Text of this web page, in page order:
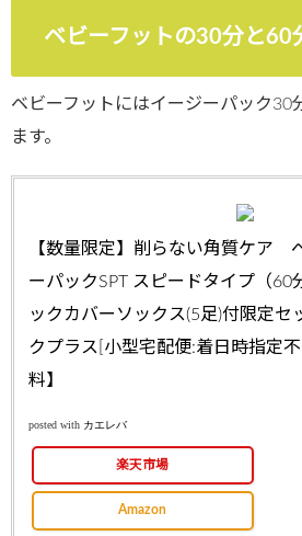
ベビーフットの30分と60
ベビーフットにはイージーパック30
ます。
【数量限定】削らない角質ケア
ーパックSPT スピードタイプ（60
ックカバーソックス(5足)付限定
クプラス[小型宅配便:着日時指定
料】
posted with カエレバ
楽天市場
Amazon